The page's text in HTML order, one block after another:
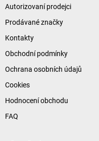
Autorizovaní prodejci
Prodávané značky
Kontakty
Obchodní podmínky
Ochrana osobních údajů
Cookies
Hodnocení obchodu
FAQ